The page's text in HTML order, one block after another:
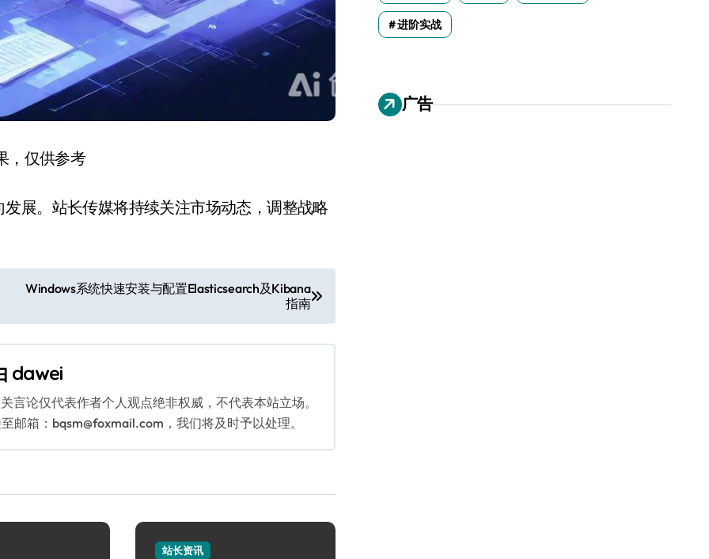
，仅供参考
展。站长传媒将持续关注市场动态，调整战略
Windows系统快速安装与配置Elasticsearch及Kibana
指南
dawei
言论仅代表作者个人观点绝非权威，不代表本站立场。
邮箱：bqsm@foxmail.com，我们将及时予以处理。
站长资讯
进阶实战
广告